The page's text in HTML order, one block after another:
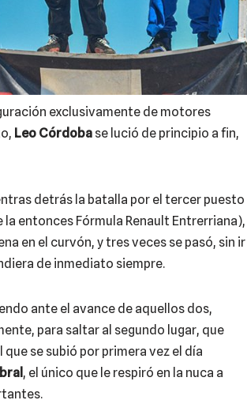
exclusivamente de motores
Leo Córdoba se lució de principio a fin,
detrás la batalla por el tercer puesto
la entonces Fórmula Renault Entrerriana),
en el curvón, y tres veces se pasó, sin ir
de inmediato siempre.
ante el avance de aquellos dos,
para saltar al segundo lugar, que
se subió por primera vez el día
, el único que le respiró en la nuca a